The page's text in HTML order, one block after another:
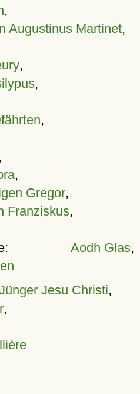
,
Augustinus Martinet,
,
,
,
,
Gregor,
Franziskus,
Aodh Glas,
Jesu Christi,
,